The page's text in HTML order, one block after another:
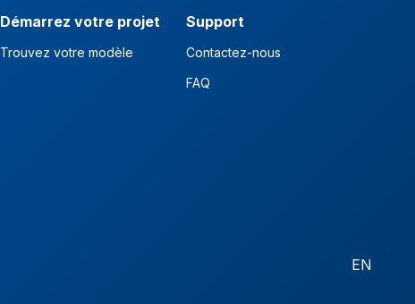
Démarrez votre projet
Trouvez votre modèle
Support
Contactez-nous
FAQ
EN